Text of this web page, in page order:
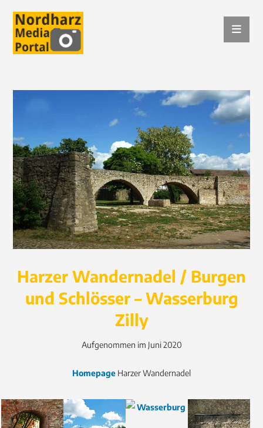
Harzer Wandernadel / Burgen
und Schlösser – Wasserburg
Zilly
Aufgenommen im Juni 2020
Homepage Harzer Wandernadel